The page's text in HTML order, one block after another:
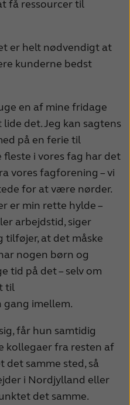
få ressourcer til
er helt nødvendigt at
kunderne bedst
en af mine fridage
det. Jeg kan sagtens
på en ferie til
fleste i vores fag har det
vores fagforening – vi
for at være nørder.
er min rette hylde –
arbejdstid, siger
tilføjer, at det måske
nogen børn og
tid på det – selv om
til
gang imellem.
får hun samtidig
kollegaer fra resten af
det samme sted, så
i Nordjylland eller
det samme.